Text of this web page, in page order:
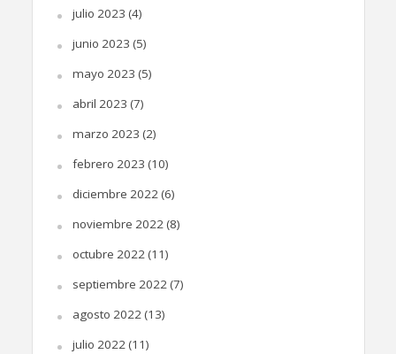
julio 2023 (4)
junio 2023 (5)
mayo 2023 (5)
abril 2023 (7)
marzo 2023 (2)
febrero 2023 (10)
diciembre 2022(6)
noviembre 2022(8)
octubre 2022(11)
septiembre 2022(7)
agosto 2022(13)
julio 2022(11)